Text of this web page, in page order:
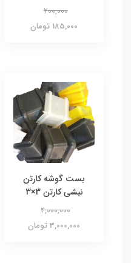
200,000
185,000 تومان
بست گوشه کارتن
نبشی کارتن 3×3
4,000,000
3,000,000 تومان